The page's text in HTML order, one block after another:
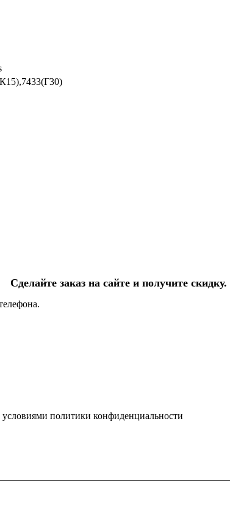
Сделайте заказ на сайте и получите скидку.
политики конфиденциальности